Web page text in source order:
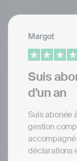
Margot
Suis
d'un an
Suis abonée
gestion
déclarations